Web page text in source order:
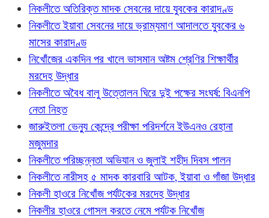
নিকলীতে অতিরিক্ত মাদক সেবনের দায়ে যুবকের কারাদণ্ড
নিকলীতে ইয়াবা সেবনের দায়ে ভ্রাম্যমাণ আদালতে যুবকের ৬
মাসের কারাদণ্ড
নিখোঁজের একদিন পর খালে ভাসমান অষ্টম শ্রেণির শিক্ষার্থীর
মরদেহ উদ্ধার
নিকলীতে অবৈধ বালু উত্তোলন ঘিরে দুই পক্ষের সংঘর্ষ: বিএনপি
নেতা নিহত
জারুইতলা ভেন্যু কেন্দ্রে পরীক্ষা পরিদর্শনে ইউএনও রেহানা
মজুমদার
নিকলীতে পরিচ্ছন্নতা অভিযান ও জুলাই শহীদ দিবস পালন
নিকলীতে নারীসহ ৫ মাদক কারবারি আটক, ইয়াবা ও গাঁজা উদ্ধার
নিকলী হাওরে নিখোঁজ পর্যটকের মরদেহ উদ্ধার
নিকলীর হাওরে গোসল করতে নেমে পর্যটক নিখোঁজ